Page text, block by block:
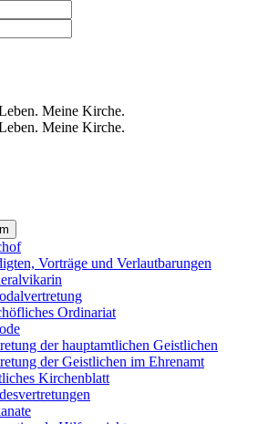
Vorträge und Verlautbarungen
Ordinariat
der hauptamtlichen Geistlichen
der Geistlichen im Ehrenamt
Kirchenblatt